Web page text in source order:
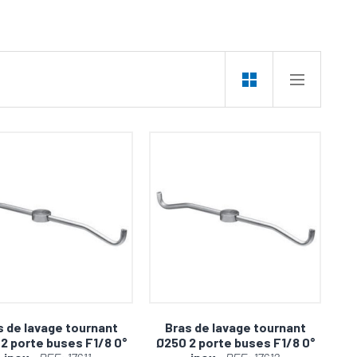
pressions allant de 100 à 250 bars. Ces
et objets, allant des installations industrielles
tournant pour une efficacité redoutable.
de lavage tournant
porte buses F1/8 0°
Bras de lavage tournant
Ø250 2 porte buses F1/8 0°